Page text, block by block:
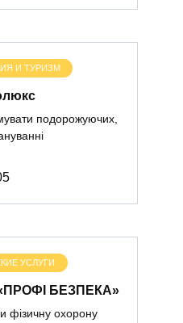
И ТУРИЗМ
подорожуючих,
5
УСЛУГИ
БЕЗПЕКА»
фізичну охорону